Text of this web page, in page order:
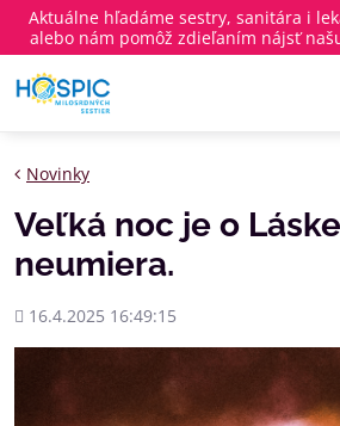
Aktuálne hľadáme sestry, sanitára i
alebo nám pomôž zdieľaním nájsť
Novinky
Veľká noc je o
neumiera.
Pridané
16.4.2025 16:49:15